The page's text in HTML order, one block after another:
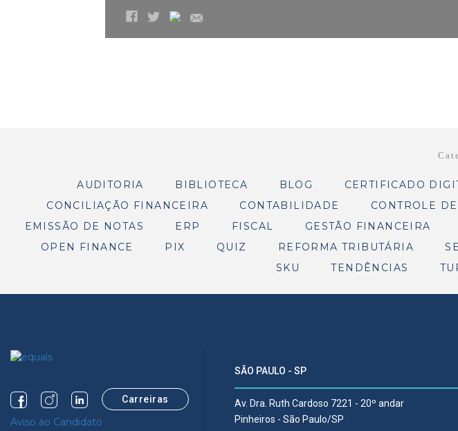
AUDITORIA BIBLIOTECA BLOG CERTIFICADO
CONCILIAÇÃO FINANCEIRA
CONTABILIDADE CONTROLE
EMISSÃO DE NOTAS
ERP FISCAL GESTÃO FINANCEIRA
OPEN FINANCE
PIX QUIZ REFORMA TRIBUTÁRIA
SKU
TENDÊNCIAS
Carreiras
Aviso ao Candidato
SÃO PAULO - SP
Av. Dra. Ruth Cardoso 7221 - 20º andar
Pinheiros - São Paulo/SP